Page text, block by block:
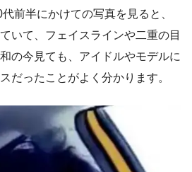
前半にかけての写真を見ると、
いて、フェイスラインや二重の目
の今見ても、アイドルやモデルに
だったことがよく分かります。